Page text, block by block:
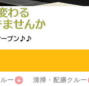
ー 清掃・配膳クルー